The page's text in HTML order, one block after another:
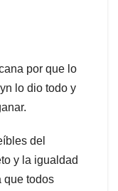
por que lo
lo dio todo y
del
y la igualdad
que todos